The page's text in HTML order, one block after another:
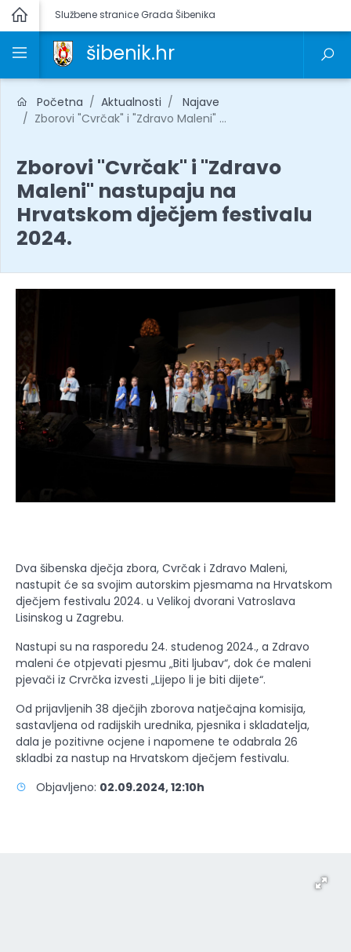
Službene stranice Grada Šibenika
šibenik.hr
Početna Aktualnosti
Najave
Zborovi "Cvrčak" i "Zdravo Maleni" ...
Zborovi "Cvrčak" i "Zdravo
Maleni" nastupaju na
Hrvatskom dječjem festivalu
2024.
Dva šibenska dječja zbora, Cvrčak i Zdravo Maleni,
nastupit će sa svojim autorskim pjesmama na Hrvatskom
dječjem festivalu 2024. u Velikoj dvorani Vatroslava
Lisinskog u Zagrebu.
Nastupi su na rasporedu 24. studenog 2024., a Zdravo
maleni će otpjevati pjesmu „Biti ljubav“, dok će maleni
pjevači iz Crvrčka izvesti „Lijepo li je biti dijete“.
Od prijavljenih 38 dječjih zborova natječajna komisija,
sastavljena od radijskih urednika, pjesnika i skladatelja,
dala je pozitivne ocjene i napomene te odabrala 26
skladbi za nastup na Hrvatskom dječjem festivalu.
Objavljeno: 02.09.2024, 12:10h